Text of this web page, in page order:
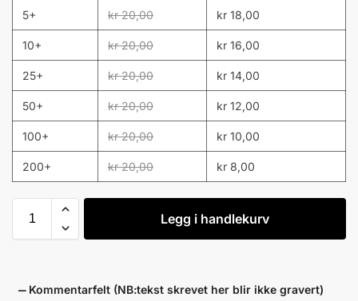
5+ kr20,00 kr 18,00
10+ kr20,00 kr 16,00
25+ kr20,00 kr 14,00
50+ kr20,00 kr 12,00
100+ kr20,00 kr 10,00
200+ kr20,00 kr 8,00
Legg i handlekurv
Kommentarfelt (NB:tekst skrevet her blir ikke gravert)